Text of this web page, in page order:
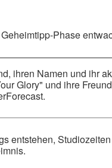
Phase
ihren Namen und ihr
Glory" und ihre
entstehen,